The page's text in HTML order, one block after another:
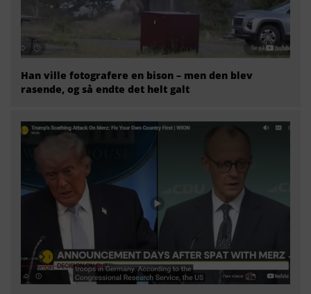
Han ville fotografere en bison – men den blev
rasende, og så endte det helt galt